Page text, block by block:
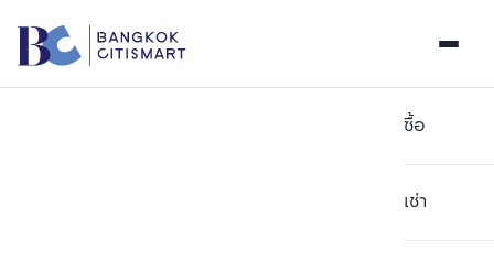
ซื้อ
เช่า